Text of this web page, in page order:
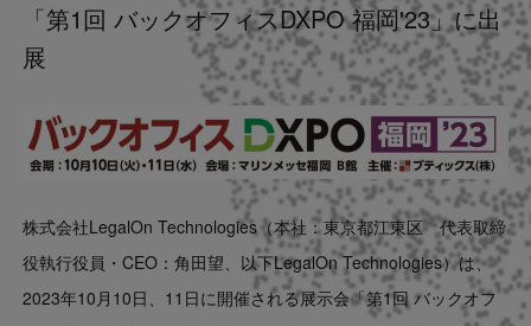
LegalOn Now
Contact
US website
「第1回 バックオフィスDXPO 福岡'23」に出
展
株式会社LegalOn Technologies（本社：東京都江東区 代表取締
役執行役員・CEO：角田望、以下LegalOn Technologies）は、
2023年10月10日、11日に開催される展示会「第1回 バックオフ